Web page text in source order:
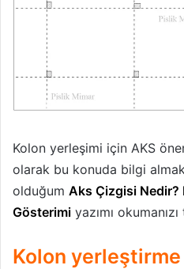
Kolon yerleşimi için AKS
olarak bu konuda bilgi
olduğum Aks Çizgisi Nedir?
Gösterimi yazımı
Kolon yerleştirme